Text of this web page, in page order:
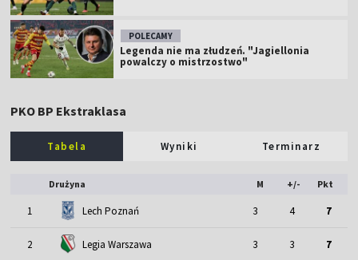
POLECAMY
Legenda nie ma złudzeń. "Jagiellonia
powalczy o mistrzostwo"
PKO BP Ekstraklasa
Tabela Wyniki Terminarz
Drużyna M +/- Pkt
1 Lech Poznań 3 4 7
2 Legia Warszawa 3 3 7